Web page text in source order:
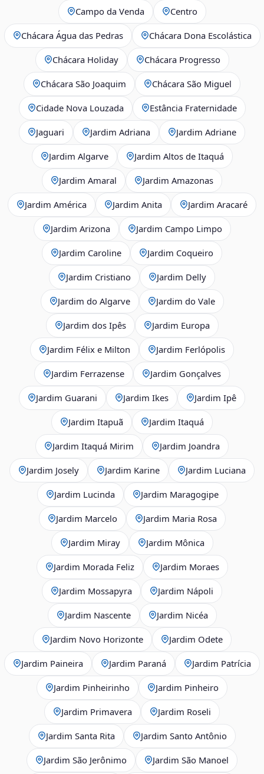
Campo da Venda Centro
Chácara Água das Pedras Chácara Dona Escolástica
Chácara Holiday Chácara Progresso
Chácara São Joaquim Chácara São Miguel
Cidade Nova Louzada Estância Fraternidade
Jaguari Jardim Adriana Jardim Adriane
Jardim Algarve Jardim Altos de Itaquá
Jardim Amaral Jardim Amazonas
Jardim América Jardim Anita Jardim Aracaré
Jardim Arizona Jardim Campo Limpo
Jardim Caroline Jardim Coqueiro
Jardim Cristiano Jardim Delly
Jardim do Algarve Jardim do Vale
Jardim dos Ipês Jardim Europa
Jardim Félix e Milton Jardim Ferlópolis
Jardim Ferrazense Jardim Gonçalves
Jardim Guarani Jardim Ikes Jardim Ipê
Jardim Itapuã Jardim Itaquá
Jardim Itaquá Mirim Jardim Joandra
Jardim Josely Jardim Karine Jardim Luciana
Jardim Lucinda Jardim Maragogipe
Jardim Marcelo Jardim Maria Rosa
Jardim Miray Jardim Mônica
Jardim Morada Feliz Jardim Moraes
Jardim Mossapyra Jardim Nápoli
Jardim Nascente Jardim Nicéa
Jardim Novo Horizonte Jardim Odete
Jardim Paineira Jardim Paraná Jardim Patrícia
Jardim Pinheirinho Jardim Pinheiro
Jardim Primavera Jardim Roseli
Jardim Santa Rita Jardim Santo Antônio
Jardim São Jerônimo Jardim São Manoel